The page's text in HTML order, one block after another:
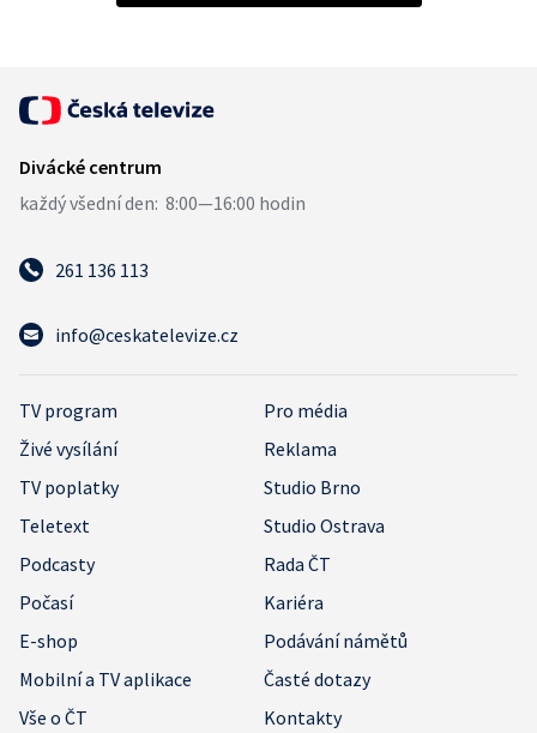
261 136 113
info@ceskatelevize.cz
TV program
Pro média
Živé vysílání
Reklama
TV poplatky
Studio Brno
Teletext
Studio Ostrava
Podcasty
Rada ČT
Počasí
Kariéra
E-shop
Podávání námětů
Mobilní a TV aplikace
Časté dotazy
Vše o ČT
Kontakty